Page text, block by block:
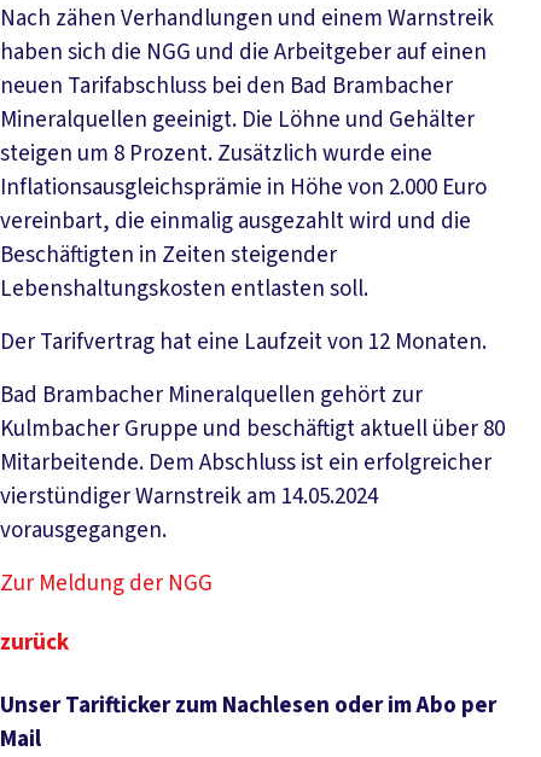
Nach zähen Verhandlungen und einem Warnstreik
haben sich die NGG und die Arbeitgeber auf einen
neuen Tarifabschluss bei den Bad Brambacher
Mineralquellen geeinigt. Die Löhne und Gehälter
steigen um 8 Prozent. Zusätzlich wurde eine
Inflationsausgleichsprämie in Höhe von 2.000 Euro
vereinbart, die einmalig ausgezahlt wird und die
Beschäftigten in Zeiten steigender
Lebenshaltungskosten entlasten soll.
Der Tarifvertrag hat eine Laufzeit von 12 Monaten.
Bad Brambacher Mineralquellen gehört zur
Kulmbacher Gruppe und beschäftigt aktuell über 80
Mitarbeitende. Dem Abschluss ist ein erfolgreicher
vierstündiger Warnstreik am 14.05.2024
vorausgegangen.
Zur Meldung der NGG
zurück
Unser Tarifticker zum Nachlesen oder im Abo per
Mail